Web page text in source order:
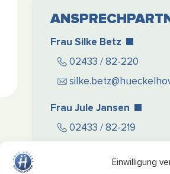
Einwilligung
Frau Silke Betz
02433 / 82-220
Frau Jule Jansen
02433 / 82-219